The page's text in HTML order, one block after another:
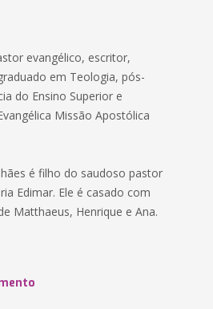
evangélico, escritor,
em Teologia, pós-
do Ensino Superior e
Missão Apostólica
é filho do saudoso pastor
Edimar. Ele é casado com
Matthaeus, Henrique e Ana.